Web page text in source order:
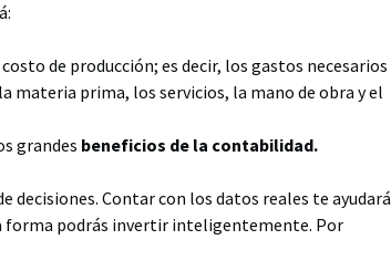
de producción; es decir, los gastos necesarios
materia prima, los servicios, la mano de obra y el
grandes beneficios de la contabilidad.
decisiones. Contar con los datos reales te ayudará
forma podrás invertir inteligentemente. Por